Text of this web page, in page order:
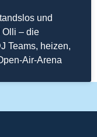
und
Olli – die
Teams, heizen,
Air-Arena